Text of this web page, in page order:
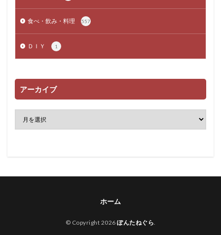
食べ・飲み・料理 557
ＤＩＹ 1
アーカイブ
ホーム
© Copyright 2026 ぽんたねぐら